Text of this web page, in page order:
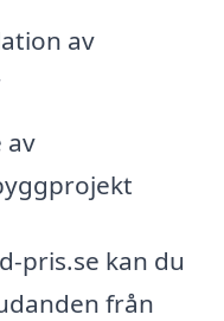
av
av
pris.se kan du
från